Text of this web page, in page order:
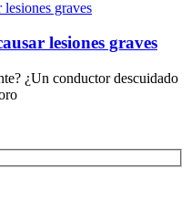
lesiones graves
¿Un conductor descuidado